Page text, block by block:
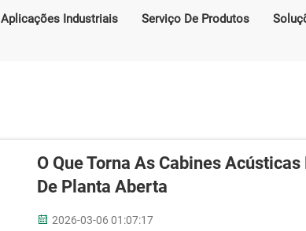
Aplicações Industriais Serviço De Produtos
O Que Torna As Cabines
De Planta Aberta
2026-03-06 01:07:17